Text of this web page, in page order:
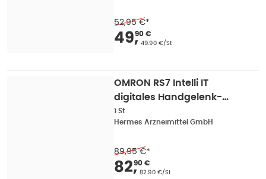
52,95 €*
Verkaufspreis
49,
90 €
Grundpreis
49.90 €/St
OMRON RS7 Intelli IT
digitales Handgelenk-
Blutdruckmessgerät 1 St
1 St
Hermes Arzneimittel GmbH
89,95 €*
Verkaufspreis
82,
90 €
Grundpreis
82.90 €/St